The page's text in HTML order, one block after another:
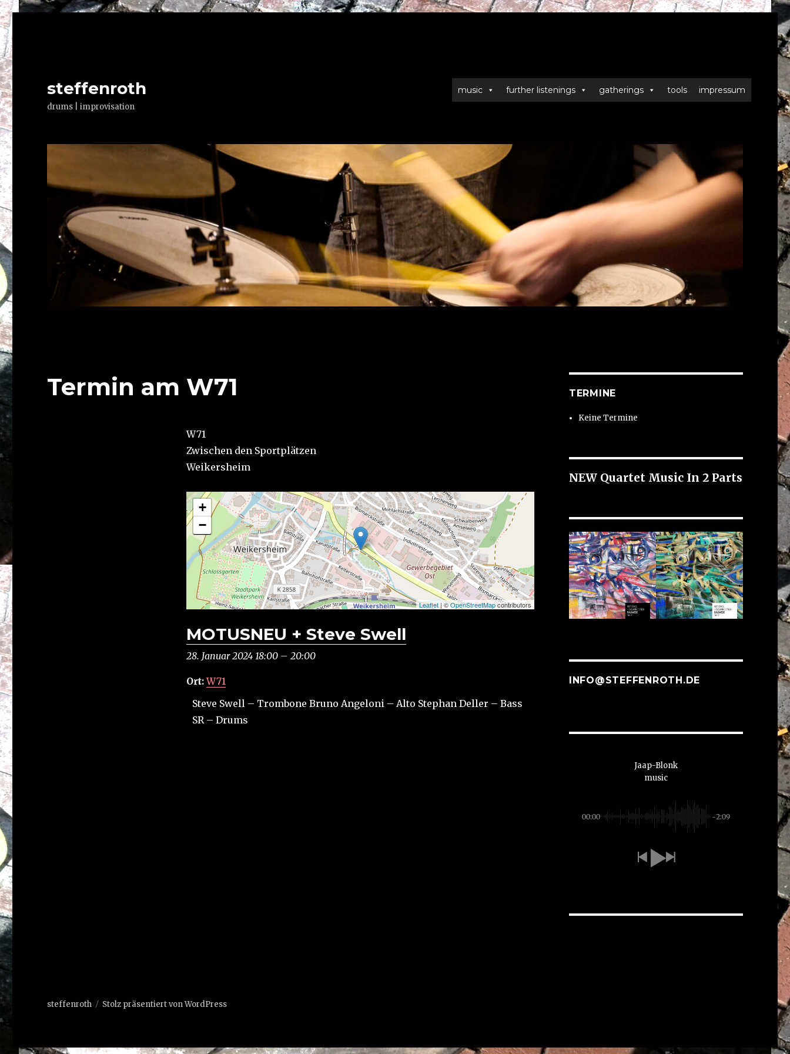
steffenroth
drums | improvisation
music further listenings gatherings tools impressum
Termin am W71
W71
Zwischen den Sportplätzen
Weikersheim
+
−
Leaflet| ©OpenStreetMapcontributors
MOTUSNEU + Steve Swell
28. Januar 2024 18:00– 20:00
Ort: W71
Steve Swell – Trombone Bruno Angeloni – Alto Stephan Deller – Bass
SR – Drums
TERMINE
Keine Termine
NEW Quartet Music In 2 Parts
INFO@STEFFENROTH.DE
Jaap-Blonk
music
00:00 -2:09
steffenroth Stolz präsentiert von WordPress